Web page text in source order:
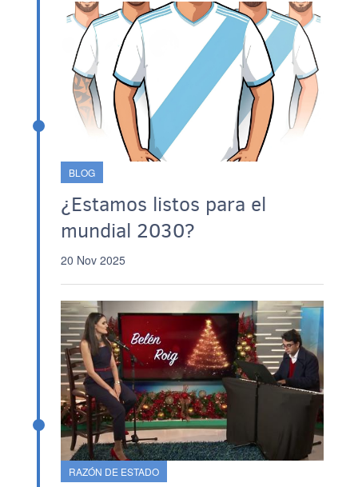
BLOG
¿Estamos listos para el
mundial 2030?
20 Nov 2025
RAZÓN DE ESTADO